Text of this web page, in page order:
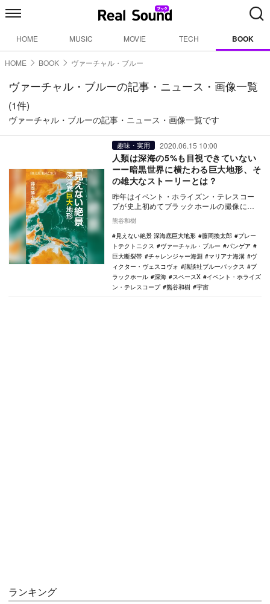
HOME MUSIC MOVIE TECH BOOK
HOME BOOK ヴァーチャル・ブルー
ヴァーチャル・ブルーの記事・ニュース・画像一覧
(1件)
ヴァーチャル・ブルーの記事・ニュース・画像一覧です
趣味・実用 2020.06.15 10:00
人類は深海の5%も目視できていない
ーー暗黒世界に横たわる巨大地形、そ
の雄大なストーリーとは？
昨年はイベント・ホライズン・テレスコー
プが史上初めてブラックホールの撮像に成
めて有人宇宙…
熊谷和樹
見えない絶景 深海底巨大地形
藤岡換太郎
プレー
トテクトニクス
ヴァーチャル・ブルー
パンゲア
巨大断裂帯
チャレンジャー海淵 マリアナ海溝
ヴ
ィクター・ヴェスコヴォ
講談社ブルーバックス
ブ
ラックホール
深海 スペースX
イベント・ホライズ
ン・テレスコープ
熊谷和樹 宇宙
ランキング